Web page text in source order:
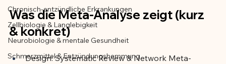
Chronisch-entzündliche Erkrankungen
Zellbiologie & Langlebigkeit
Neurobiologie & mentale Gesundheit
Schmerzmittel & Entzündungshemmung
Was die Meta-Analyse zeigt (kurz
& konkret)
Design: Systematic Review & Network Meta-